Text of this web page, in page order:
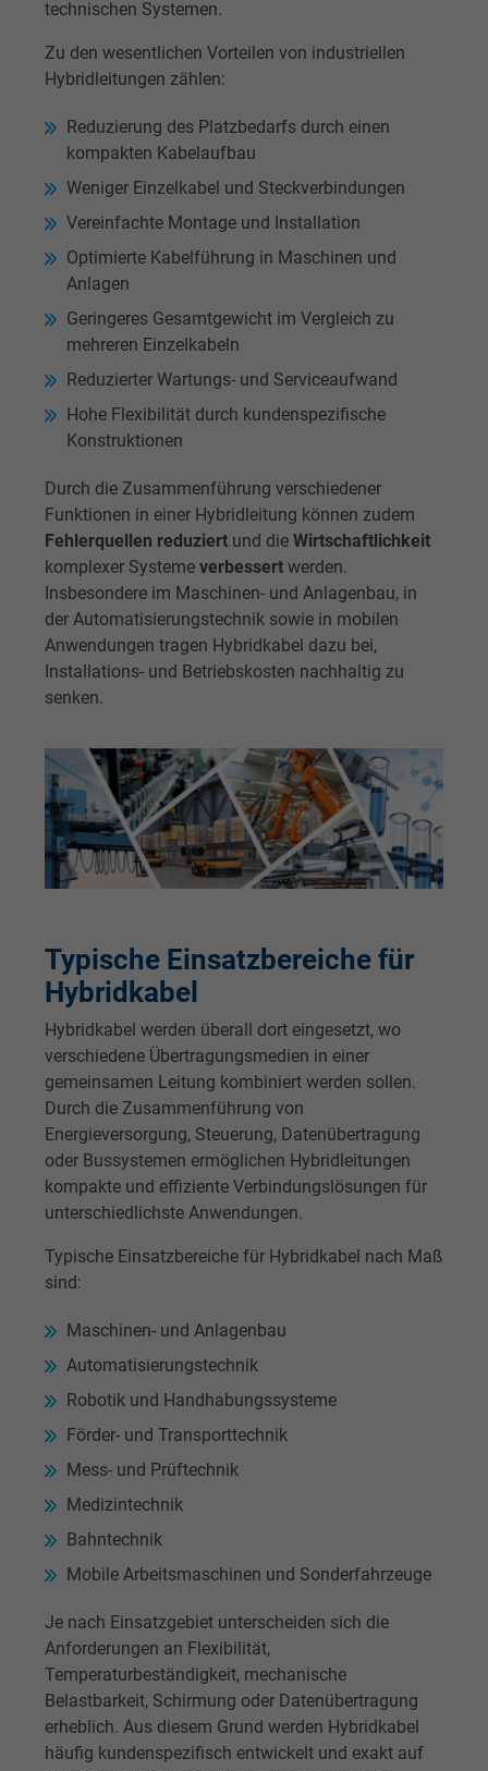
technischen Systemen.
Zu den wesentlichen Vorteilen von industriellen
Hybridleitungen zählen:
Reduzierung des Platzbedarfs durch einen
kompakten Kabelaufbau
Weniger Einzelkabel und Steckverbindungen
Vereinfachte Montage und Installation
Optimierte Kabelführung in Maschinen und
Anlagen
Geringeres Gesamtgewicht im Vergleich zu
mehreren Einzelkabeln
Reduzierter Wartungs- und Serviceaufwand
Hohe Flexibilität durch kundenspezifische
Konstruktionen
Durch die Zusammenführung verschiedener
Funktionen in einer Hybridleitung können zudem
Fehlerquellen reduziert und die Wirtschaftlichkeit
komplexer Systeme verbessert werden.
Insbesondere im Maschinen- und Anlagenbau, in
der Automatisierungstechnik sowie in mobilen
Anwendungen tragen Hybridkabel dazu bei,
Installations- und Betriebskosten nachhaltig zu
senken.
Typische Einsatzbereiche für
Hybridkabel
Hybridkabel werden überall dort eingesetzt, wo
verschiedene Übertragungsmedien in einer
gemeinsamen Leitung kombiniert werden sollen.
Durch die Zusammenführung von
Energieversorgung, Steuerung, Datenübertragung
oder Bussystemen ermöglichen Hybridleitungen
kompakte und effiziente Verbindungslösungen für
unterschiedlichste Anwendungen.
Typische Einsatzbereiche für Hybridkabel nach Maß
sind:
Maschinen- und Anlagenbau
Automatisierungstechnik
Robotik und Handhabungssysteme
Förder- und Transporttechnik
Mess- und Prüftechnik
Medizintechnik
Bahntechnik
Mobile Arbeitsmaschinen und Sonderfahrzeuge
Je nach Einsatzgebiet unterscheiden sich die
Anforderungen an Flexibilität,
Temperaturbeständigkeit, mechanische
Belastbarkeit, Schirmung oder Datenübertragung
erheblich. Aus diesem Grund werden Hybridkabel
häufig kundenspezifisch entwickelt und exakt auf